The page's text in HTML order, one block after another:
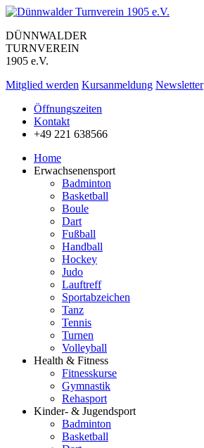
DÜNNWALDER
TURNVEREIN
1905 e.V.
Mitglied werden Kursanmeldung Newsletter
Öffnungszeiten
Kontakt
+49 221 638566
Home
Erwachsenensport
Badminton
Basketball
Boule
Dart
Fußball
Handball
Hockey
Judo
Lauftreff
Sportabzeichen
Tanz
Tennis
Turnen
Volleyball
Health & Fitness
Fitnesskurse
Gymnastik
Rehasport
Kinder- & Jugendsport
Badminton
Basketball